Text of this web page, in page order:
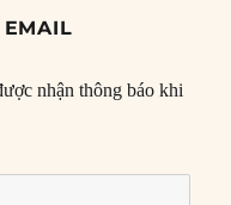
nhận thông báo khi